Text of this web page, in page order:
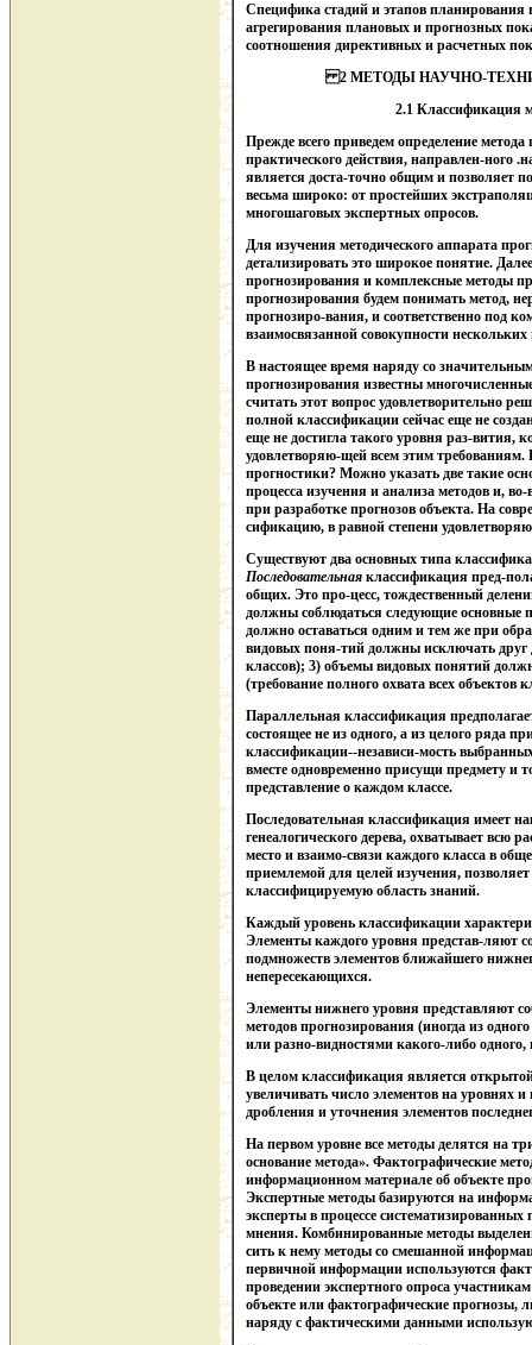
Специфика стадий и этапов планирования
агрегирования плановых и прогнозных
соотношения директивных и расчетных
2 МЕТОДЫ НАУЧНО-
2.1 Классификация
Прежде всего приведем определение
практического действия, направлен-ного
является доста-точно общим и позволяет
весьма широко: от простейших
многошаговых экспертных опросов.
Для изучения методического аппарата
детализировать это широкое понятие.
прогнозирования и комплексные методы
прогнозирования будем понимать метод,
прогнозиро-вания, и соответственно под
взаимосвязанной совокупности
В настоящее время наряду со
прогнозирования известны
считать этот вопрос удовлетворительно
полной классификации сейчас еще не
еще не достигла такого уровня раз-вития,
удовлетворяю-щей всем этим
прогностики? Можно указать две такие
процесса изучения и анализа методов и,
при разработке прогнозов объекта. На
сификацию, в равной степени
Существуют два основных типа
Последовательная классификация пред-
общих. Это про-цесс, тождественный
должны соблюдаться следующие основные
должно оставаться одним и тем же при
видовых поня-тий должны исключать друг
классов); 3) объемы видовых понятий
(требование полного охвата всех объектов
Параллельная классификация
состоящее не из одного, а из целого ряда
классификации--независи-мость
вместе одновременно присущи предмету и
представление о каждом классе.
Последовательная классификация имеет
генеалогического дерева, охватывает всю
место и взаимо-связи каждого класса в
приемлемой для целей изучения,
классифицируемую область знаний.
Каждый уровень классификации
Элементы каждого уровня представ-ляют
подмножеств элементов ближайшего
непересекающихся.
Элементы нижнего уровня представляют
методов прогнозирования (иногда из
или разно-видностями какого-либо одного,
В целом классификация является
увеличивать число элементов на уровнях
дробления и уточнения элементов
На первом уровне все методы делятся на
основание метода». Фактографические
информационном материале об объекте
Экспертные методы базируются на
эксперты в процессе
мнения. Комбинированные методы
сить к нему методы со смешанной
первичной информации используются
проведении экспертного опроса
объекте или фактографические прогнозы,
наряду с фактическими данными